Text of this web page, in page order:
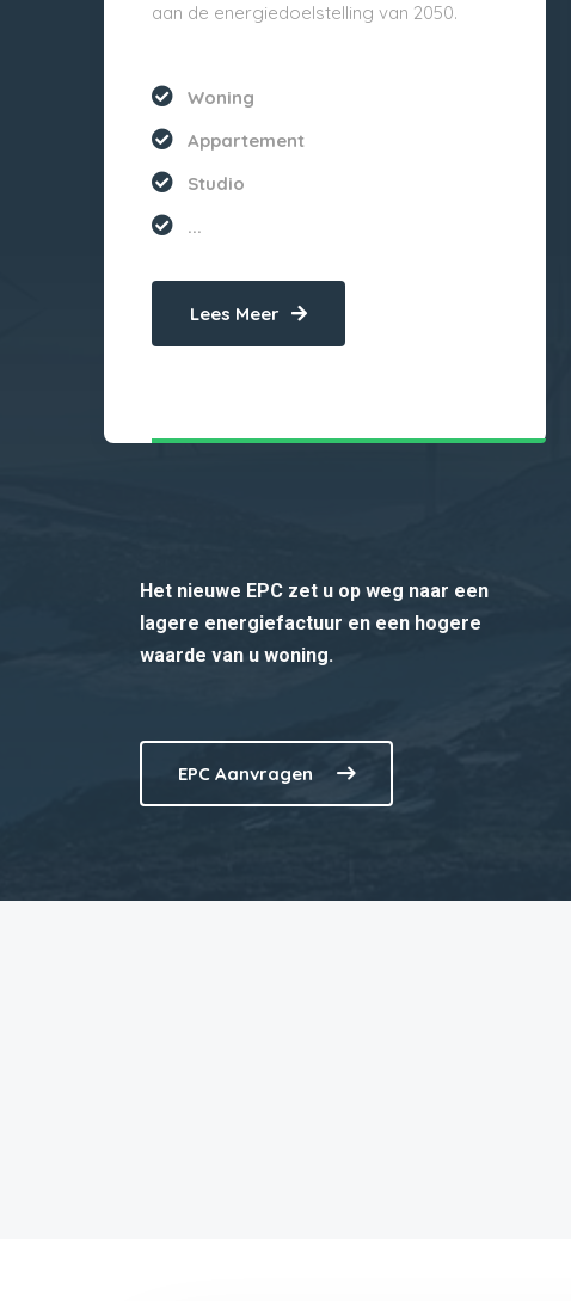
aan de energiedoelstelling van 2050.
Woning
Appartement
Studio
...
Lees Meer
Het nieuwe EPC zet u op weg naar een
lagere energiefactuur en een hogere
waarde van u woning.
EPC Aanvragen